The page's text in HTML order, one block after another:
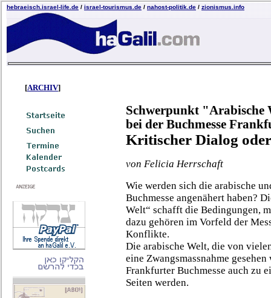
hebraeisch.israel-life.de/israel-tourismus.de/nahost-politik.de/zionismus.info
[ARCHIV]
Schwerpunkt "Arabische
bei der Buchmesse
Kritischer Dialog
von Felicia Herrschaft
Wie werden sich die arabische
Buchmesse angenähert haben?
Welt“ schafft die Bedingungen,
dazu gehören im Vorfeld der
Konflikte.
Die arabische Welt, die von
eine Zwangsmassnahme
Frankfurter Buchmesse auch zu
Seiten werden.